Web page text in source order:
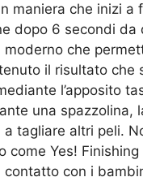
maniera che inizi a
dopo 6 secondi
che
il risultato che
l’apposito
una spazzolina,
tagliare altri peli.
come Yes!
con i